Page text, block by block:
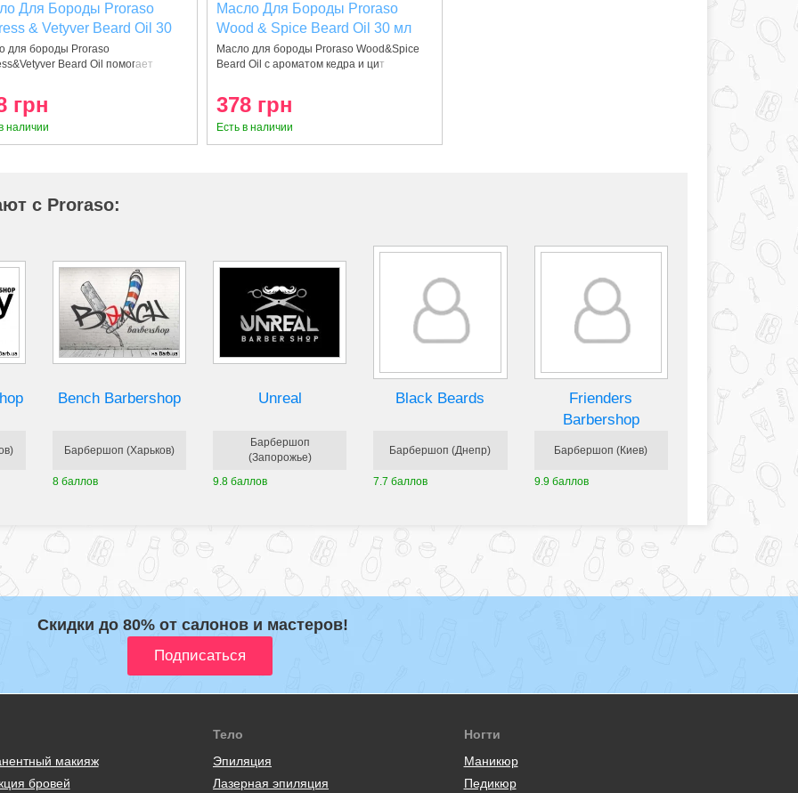
Для Бороды Proraso
& Vetyver Beard Oil 30
для бороды Proraso
Beard Oil помогает
грн
наличии
Масло Для Бороды Proraso
Wood & Spice Beard Oil 30 мл
Масло для бороды Proraso Wood&Spice
Beard Oil с ароматом кедра и цит
378 грн
Есть в наличии
с Proraso:
Bench Barbershop
Барбершоп (Харьков)
8 баллов
Unreal
Барбершоп
(Запорожье)
9.8 баллов
Black Beards
Барбершоп (Днепр)
7.7 баллов
Frienders
Barbershop
Барбершоп (Киев)
9.9 баллов
Скидки до 80% от салонов и мастеров!
макияж
бровей
Тело
Эпиляция
Лазерная эпиляция
Ногти
Маникюр
Педикюр